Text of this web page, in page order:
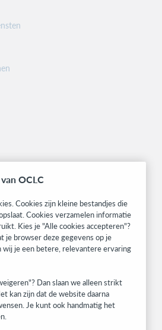
research, events, and much more—
OCLC
Cookies zijn kleine bestandjes die
Cookies verzamelen informatie
Kies je "Alle cookies accepteren"?
je browser deze gegevens op je
wij je een betere, relevantere ervaring
Dan slaan we alleen strikt
kan zijn dat de website daarna
Je kunt ook handmatig het